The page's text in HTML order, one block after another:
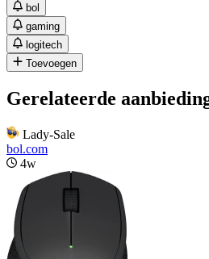
bol
gaming
logitech
Toevoegen
Gerelateerde
Lady-Sale
bol.com
4w